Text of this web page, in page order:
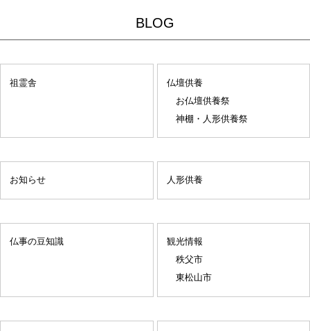
BLOG
祖霊舎
仏壇供養
お仏壇供養祭
神棚・人形供養祭
お知らせ 人形供養
仏事の豆知識
観光情報
秩父市
東松山市